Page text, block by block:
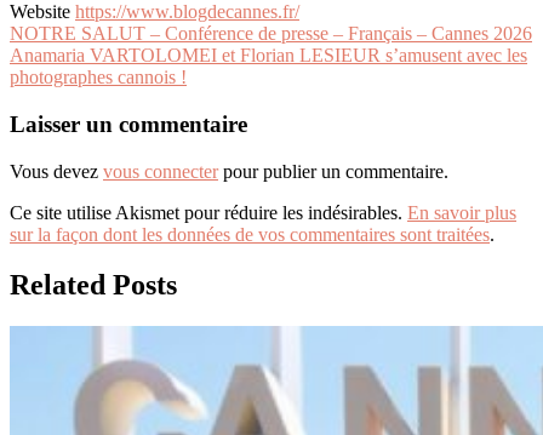
Website https://www.blogdecannes.fr/
Navigation
de
NOTRE SALUT – Conférence de presse – Français – Cannes 2026
Anamaria VARTOLOMEI et Florian LESIEUR s’amusent avec les
photographes cannois !
Laisser un commentaire
Vous devez vous connecterpour publier un commentaire.
Ce site utilise Akismet pour réduire les indésirables. En savoir plus
sur la façon dont les données de vos commentaires sont traitées.
Related Posts